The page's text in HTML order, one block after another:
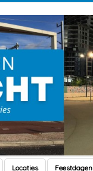
Locaties Feestdagen